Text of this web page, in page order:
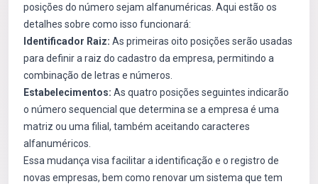
posições do número sejam alfanuméricas. Aqui estão os
detalhes sobre como isso funcionará:
Identificador Raiz: As primeiras oito posições serão usadas
para definir a raiz do cadastro da empresa, permitindo a
combinação de letras e números.
Estabelecimentos: As quatro posições seguintes indicarão
o número sequencial que determina se a empresa é uma
matriz ou uma filial, também aceitando caracteres
alfanuméricos.
Essa mudança visa facilitar a identificação e o registro de
novas empresas, bem como renovar um sistema que tem